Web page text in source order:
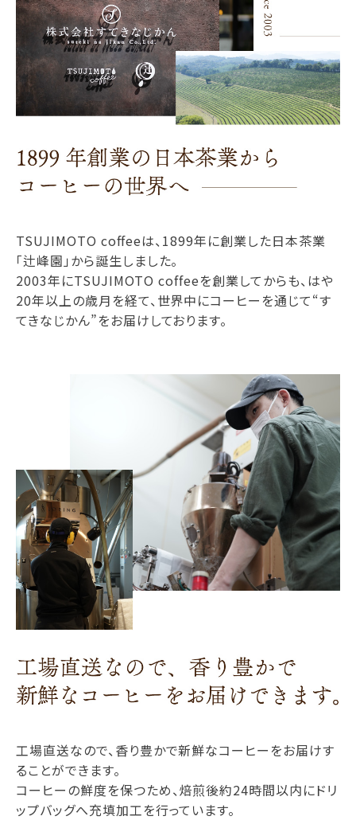
TSUJIMOTO coffeeは、1899年に創業した日本茶業
「辻峰園」から誕生しました。
2003年にTSUJIMOTO coffeeを創業してからも、はや
20年以上の歳月を経て、世界中にコーヒーを通じて“す
てきなじかん”をお届けしております。
工場直送なので、香り豊かで新鮮なコーヒーをお届けす
ることができます。
コーヒーの鮮度を保つため、焙煎後約24時間以内にドリ
ップバッグへ充填加工を行っています。